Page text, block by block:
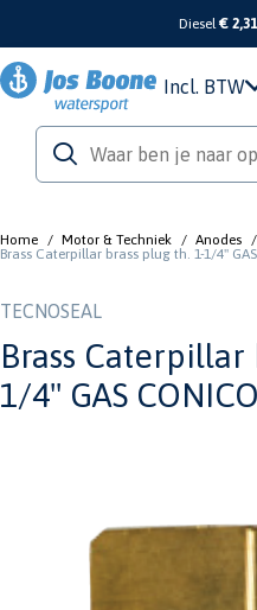
Diesel€ 2,31
Incl. BTW
Home / Motor & Techniek / Anodes /
Brass Caterpillar brass plug th. 1-1/4''
TECNOSEAL
Brass Caterpillar
1/4'' GAS